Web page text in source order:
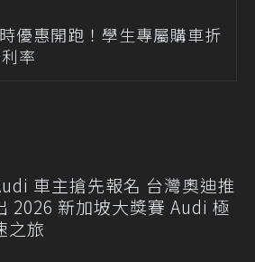
優惠開跑！學生專屬購車折
率
車主搶先報名 台灣奧迪推
2026 新加坡大獎賽 Audi 極
之旅